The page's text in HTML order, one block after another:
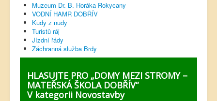
Muzeum Dr. B. Horáka Rokycany
VODNÍ HAMR DOBŘÍV
Kudy z nudy
Turistů ráj
Jízdní řády
Záchranná služba Brdy
HLASUJTE PRO „DOMY MEZI STROMY –
MATEŘSKÁ ŠKOLA DOBŘÍV“
V kategorii Novostavby